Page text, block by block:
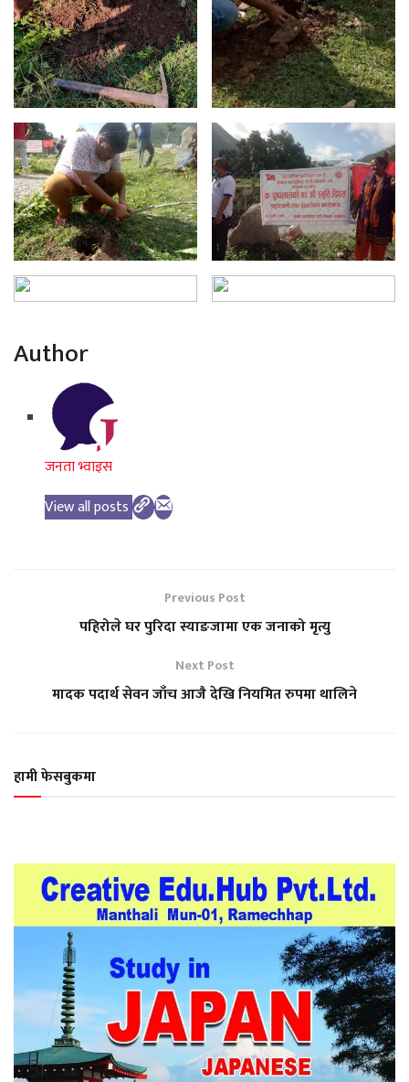
Author
जनता भ्वाइस
View all posts
Previous Post
पहिरोले घर पुरिदा स्याङजामा एक जनाको मृत्यु
Next Post
मादक पदार्थ सेवन जाँच आजै देखि नियमित रुपमा थालिने
हामी फेसबुकमा